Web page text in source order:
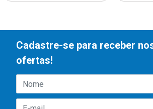
Cadastre-se para receber
ofertas!